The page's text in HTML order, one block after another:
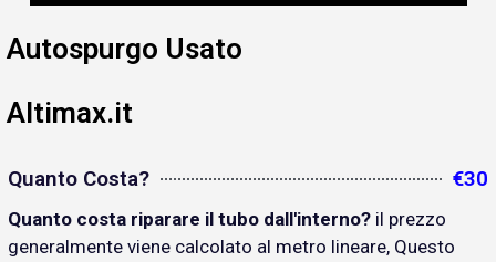
Autospurgo Usato
Altimax.it
Quanto Costa? €30
Quanto costa riparare il tubo dall'interno? il prezzo
generalmente viene calcolato al metro lineare, Questo